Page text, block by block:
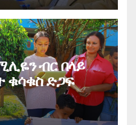
ብር በላይ
ቁሳቁስ ድጋፍ